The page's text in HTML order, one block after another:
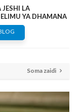
LA
YA DHAMANA
Soma zaidi